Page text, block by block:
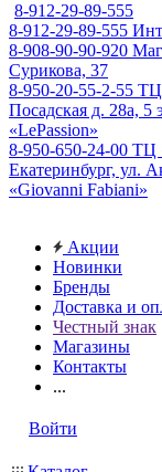
8-912-29-89-555
8-912-29-89-555
8-908-90-90-920
Сурикова, 37
8-950-20-55-2-55 ТЦ
Посадская д. 28а, 5
«LePassion»
8-950-650-24-00 ТЦ
Екатеринбург, ул.
«Giovanni Fabiani»
Акции
Новинки
Бренды
Доставка и
Честный знак
Магазины
Контакты
...
Войти